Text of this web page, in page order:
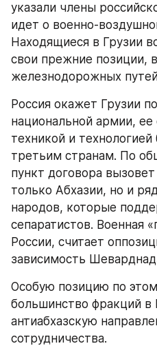
указали члены
идет о военно-
Находящиеся в Грузии
свои прежние позиции,
железнодорожных
Россия окажет Грузии
национальной армии,
техникой и
третьим странам. По
пункт договора
только Абхазии, но и
народов, которые
сепаратистов. Военная
России, считает
зависимость
Особую позицию по
большинство фракций в
антиабхазскую
сотрудничества.